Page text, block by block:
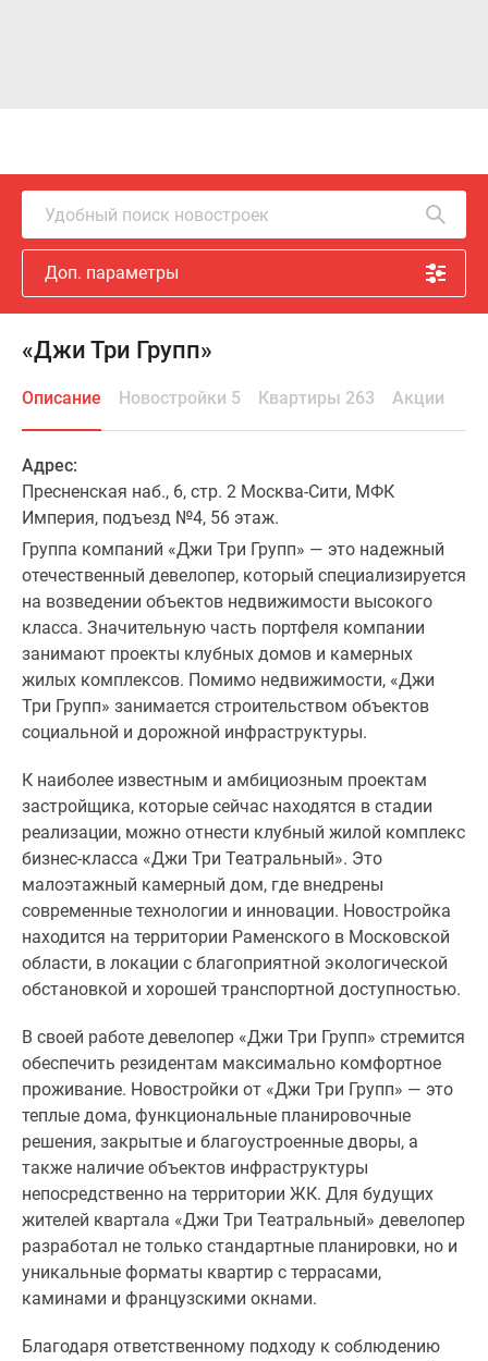
Удобный поиск новостроек
Доп. параметры
«Джи Три Групп»
Описание Новостройки 5 Квартиры 263 Акции
Адрес:
Пресненская наб., 6, стр. 2 Москва-Сити, МФК
Империя, подъезд №4, 56 этаж.
Группа компаний «Джи Три Групп» ― это надежный
отечественный девелопер, который специализируется
на возведении объектов недвижимости высокого
класса. Значительную часть портфеля компании
занимают проекты клубных домов и камерных
жилых комплексов. Помимо недвижимости, «Джи
Три Групп» занимается строительством объектов
социальной и дорожной инфраструктуры.
К наиболее известным и амбициозным проектам
застройщика, которые сейчас находятся в стадии
реализации, можно отнести клубный жилой комплекс
бизнес-класса «Джи Три Театральный». Это
малоэтажный камерный дом, где внедрены
современные технологии и инновации. Новостройка
находится на территории Раменского в Московской
области, в локации с благоприятной экологической
обстановкой и хорошей транспортной доступностью.
В своей работе девелопер «Джи Три Групп» стремится
обеспечить резидентам максимально комфортное
проживание. Новостройки от «Джи Три Групп» ― это
теплые дома, функциональные планировочные
решения, закрытые и благоустроенные дворы, а
также наличие объектов инфраструктуры
непосредственно на территории ЖК. Для будущих
жителей квартала «Джи Три Театральный» девелопер
разработал не только стандартные планировки, но и
уникальные форматы квартир с террасами,
каминами и французскими окнами.
Благодаря ответственному подходу к соблюдению